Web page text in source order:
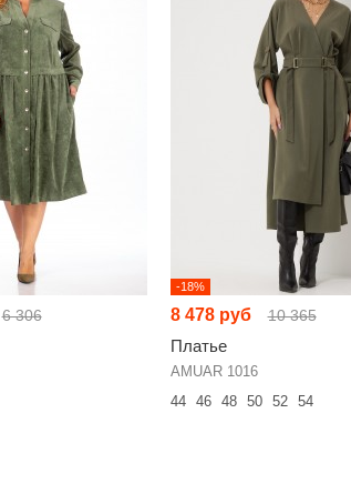
6 306
-18%
8 478 руб 10 365
Платье
AMUAR 1016
44
46 48 50 52 54